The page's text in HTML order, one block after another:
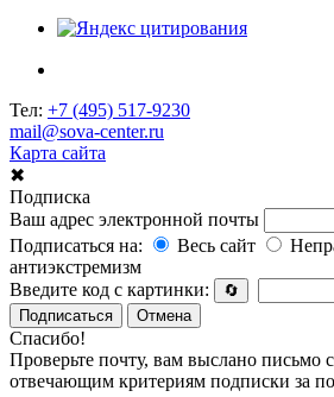
Тел: +7 (495) 517-9230
mail@sova-center.ru
Карта сайта
✖
Подписка
Ваш адрес электронной почты
Подписаться на:
Весь сайт
антиэкстремизм
Введите код с картинки:
🔄
Подписаться
Отмена
Спасибо!
Проверьте почту, вам выслано письмо
отвечающим критериям подписки за